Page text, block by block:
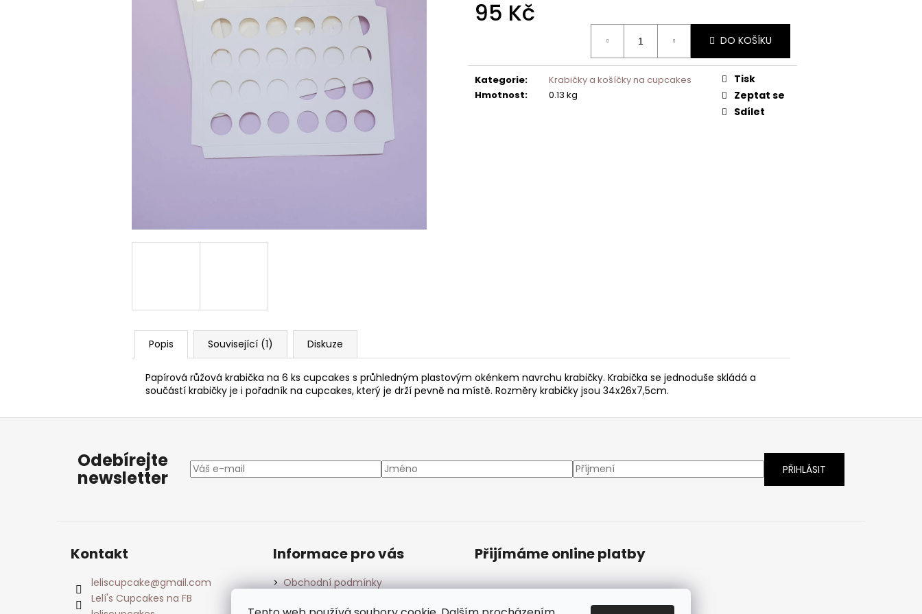
95 Kč
DO KOŠÍKU
Kategorie:
Krabičky a košíčky na cupcakes
Hmotnost: 0.13 kg
Tisk
Zeptat se
Sdílet
Popis Související (1) Diskuze
Papírová růžová krabička na 6 ks cupcakes s průhledným plastovým okénkem navrchu krabičky. Krabička se jednoduše skládá a
součástí krabičky je i pořadník na cupcakes, který je drží pevně na místě. Rozměry krabičky jsou 34x26x7,5cm.
Z
Odebírejte
newsletter
Kontakt
leliscupcake@gmail.com
Lelí's Cupcakes na FB
Informace pro vás
Obchodní podmínky
údajů
Přijímáme online platby